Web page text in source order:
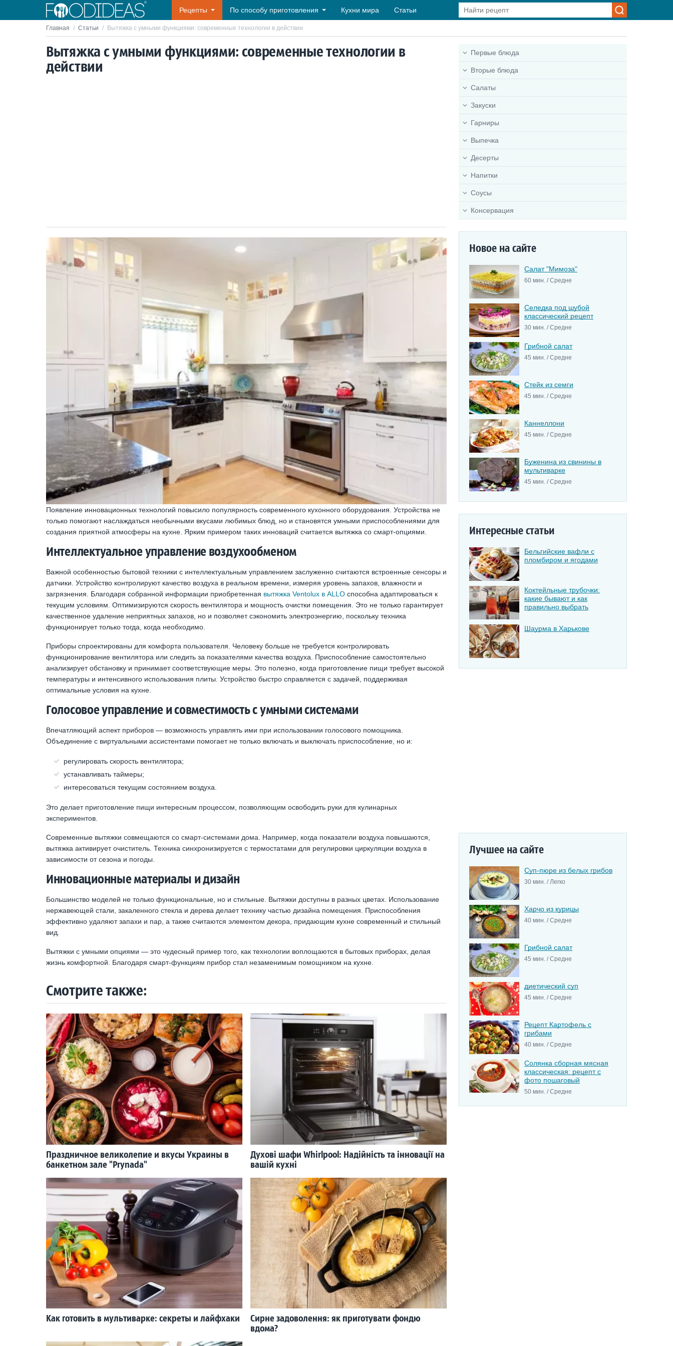
Рецепты По способу приготовления Кухни мира Статьи
Главная / Статьи / Вытяжка с умными функциями: современные технологии в действии
Вытяжка с умными функциями: современные технологии в
действии
Появление инновационных технологий повысило популярность современного кухонного оборудования. Устройства не
только помогают наслаждаться необычными вкусами любимых блюд, но и становятся умными приспособлениями для
создания приятной атмосферы на кухне. Ярким примером таких инноваций считается вытяжка со смарт-опциями.
Интеллектуальное управление воздухообменом
Важной особенностью бытовой техники с интеллектуальным управлением заслуженно считаются встроенные сенсоры и
датчики. Устройство контролируют качество воздуха в реальном времени, измеряя уровень запахов, влажности и
загрязнения. Благодаря собранной информации приобретенная вытяжка Ventolux в ALLO способна адаптироваться к
текущим условиям. Оптимизируются скорость вентилятора и мощность очистки помещения. Это не только гарантирует
качественное удаление неприятных запахов, но и позволяет сэкономить электроэнергию, поскольку техника
функционирует только тогда, когда необходимо.
Приборы спроектированы для комфорта пользователя. Человеку больше не требуется контролировать
функционирование вентилятора или следить за показателями качества воздуха. Приспособление самостоятельно
анализирует обстановку и принимает соответствующие меры. Это полезно, когда приготовление пищи требует высокой
температуры и интенсивного использования плиты. Устройство быстро справляется с задачей, поддерживая
оптимальные условия на кухне.
Голосовое управление и совместимость с умными системами
Впечатляющий аспект приборов — возможность управлять ими при использовании голосового помощника.
Объединение с виртуальными ассистентами помогает не только включать и выключать приспособление, но и:
регулировать скорость вентилятора;
устанавливать таймеры;
интересоваться текущим состоянием воздуха.
Это делает приготовление пищи интересным процессом, позволяющим освободить руки для кулинарных
экспериментов.
Современные вытяжки совмещаются со смарт-системами дома. Например, когда показатели воздуха повышаются,
вытяжка активирует очиститель. Техника синхронизируется с термостатами для регулировки циркуляции воздуха в
зависимости от сезона и погоды.
Инновационные материалы и дизайн
Большинство моделей не только функциональные, но и стильные. Вытяжки доступны в разных цветах. Использование
нержавеющей стали, закаленного стекла и дерева делает технику частью дизайна помещения. Приспособления
эффективно удаляют запахи и пар, а также считаются элементом декора, придающим кухне современный и стильный
вид.
Вытяжки с умными опциями — это чудесный пример того, как технологии воплощаются в бытовых приборах, делая
жизнь комфортной. Благодаря смарт-функциям прибор стал незаменимым помощником на кухне.
Смотрите также:
Праздничное великолепие и вкусы Украины в
банкетном зале "Prynada"
Духові шафи Whirlpool: Надійність та інновації на
вашій кухні
Как готовить в мультиварке: секреты и лайфхаки
Сирне задоволення: як приготувати фондю
вдома?
Первые блюда
Вторые блюда
Салаты
Закуски
Гарниры
Выпечка
Десерты
Напитки
Соусы
Консервация
Новое на сайте
Салат "Мимоза"
60 мин. / Средне
Селедка под шубой
классический рецепт
30 мин. / Средне
Грибной салат
45 мин. / Средне
Стейк из семги
45 мин. / Средне
Каннеллони
45 мин. / Средне
Буженина из свинины в
мультиварке
45 мин. / Средне
Интересные статьи
Бельгийские вафли с
пломбиром и ягодами
Коктейльные трубочки:
какие бывают и как
правильно выбрать
Шаурма в Харькове
Лучшее на сайте
Суп-пюре из белых грибов
30 мин. / Легко
Харчо из курицы
40 мин. / Средне
Грибной салат
45 мин. / Средне
диетический суп
45 мин. / Средне
Рецепт Картофель с
грибами
40 мин. / Средне
Солянка сборная мясная
классическая: рецепт с
фото пошаговый
50 мин. / Средне